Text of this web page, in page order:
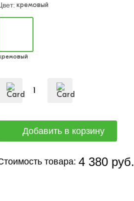
кремовый
товара: 4 380 руб.